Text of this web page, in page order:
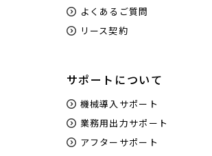
よくあるご質問
リース契約
サポートについて
機械導入サポート
業務用出力サポート
アフターサポート